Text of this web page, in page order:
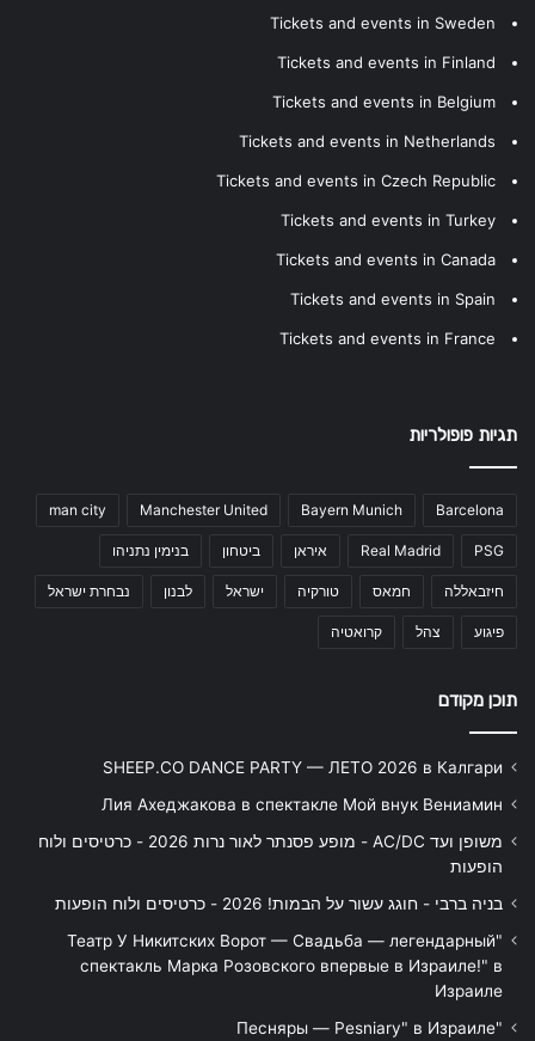
Tickets and events in Sweden
Tickets and events in Finland
Tickets and events in Belgium
Tickets and events in Netherlands
Tickets and events in Czech Republic
Tickets and events in Turkey
Tickets and events in Canada
Tickets and events in Spain
Tickets and events in France
תגיות פופולריות
Barcelona
Bayern Munich
Manchester United
man city
PSG
Real Madrid איראן ביטחון בנימין נתניהו
חיזבאללה חמאס טורקיה ישראל לבנון נבחרת ישראל
פיגוע צהל קרואטיה
תוכן מקודם
SHEEP.CO DANCE PARTY — ЛЕТО 2026 в Калгари
Лия Ахеджакова в спектакле Мой внук Вениамин
משופן ועד AC/DC - מופע פסנתר לאור נרות 2026 - כרטיסים ולוח
הופעות
בניה ברבי - חוגג עשור על הבמות! 2026 - כרטיסים ולוח הופעות
"Театр У Никитских Ворот — Свадьба — легендарный
спектакль Марка Розовского впервые в Израиле!" в
Израиле
"Песняры — Pesniary" в Израиле